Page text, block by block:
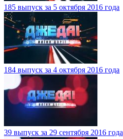
185 выпуск за 5 октября 2016 года
184 выпуск за 4 октября 2016 года
39 выпуск за 29 сентября 2016 года